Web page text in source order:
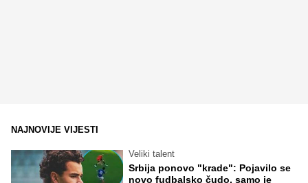
NAJNOVIJE VIJESTI
Veliki talent
Srbija ponovo "krade": Pojavilo se
novo fudbalsko čudo, samo je